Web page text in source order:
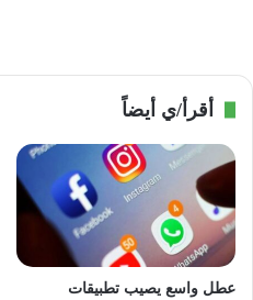
أقرأ/ي أيضاً
عطل واسع يصيب تطبيقات